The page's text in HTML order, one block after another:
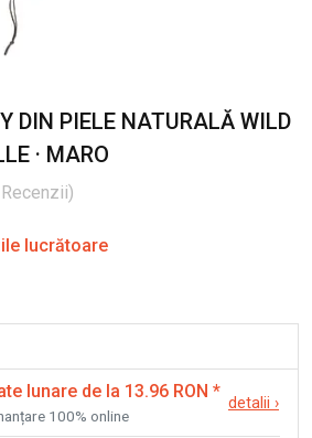
DIN PIELE NATURALĂ WILD
· MARO
Recenzii)
lucrătoare
lunare de la 13.96 RON *
100% online
detalii ›